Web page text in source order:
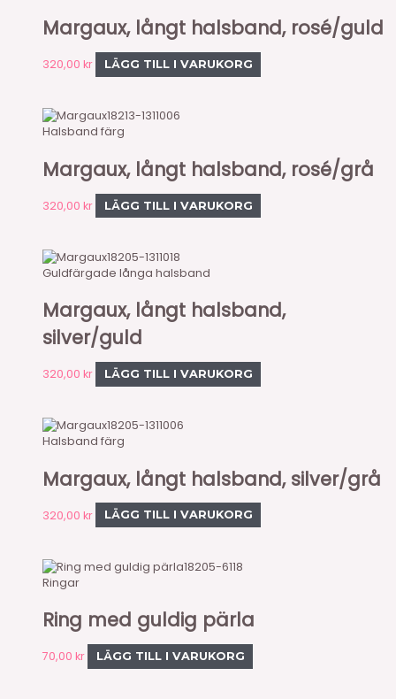
Margaux, långt halsband, rosé/guld
320,00 kr LÄGG TILL I VARUKORG
18213-1311006
Halsband färg
Margaux, långt halsband, rosé/grå
320,00 kr LÄGG TILL I VARUKORG
18205-1311018
Guldfärgade långa halsband
Margaux, långt halsband,
silver/guld
320,00 kr LÄGG TILL I VARUKORG
18205-1311006
Halsband färg
Margaux, långt halsband, silver/grå
320,00 kr LÄGG TILL I VARUKORG
18205-6118
Ringar
Ring med guldig pärla
70,00 kr LÄGG TILL I VARUKORG